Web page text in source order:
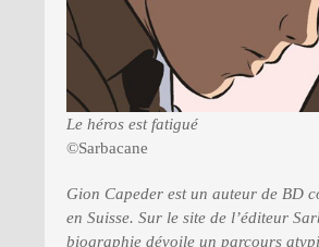
Le héros est fatigué
©Sarbacane
Gion Capeder est un auteur de BD
en Suisse. Sur le site de l’éditeur
biographie dévoile un parcours